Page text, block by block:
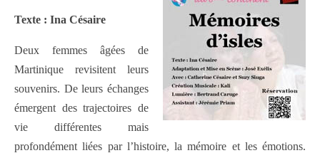
Texte : Ina Césaire
Deux femmes âgées de
Martinique revisitent leurs
souvenirs. De leurs échanges
émergent des trajectoires de
vie différentes mais
profondément liées par l’histoire, la mémoire et les émotions.